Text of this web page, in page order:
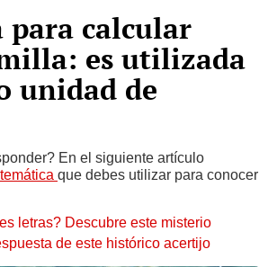
calcular
es utilizada
unidad de
En el siguiente artículo
que debes utilizar para conocer
letras? Descubre este misterio
de este histórico acertijo